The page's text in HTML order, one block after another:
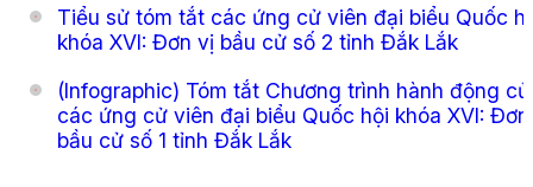
Tiểu sử tóm tắt các ứng cử viên đại biểu Quốc
khóa XVI: Đơn vị bầu cử số 2 tỉnh Đắk Lắk
(Infographic) Tóm tắt Chương trình hành động
các ứng cử viên đại biểu Quốc hội khóa XVI:
bầu cử số 1 tỉnh Đắk Lắk